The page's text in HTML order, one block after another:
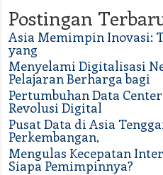
Postingan
Asia Memimpin Inovasi:
yang
Menyelami Digitalisasi
Pelajaran Berharga bagi
Pertumbuhan Data
Revolusi Digital
Pusat Data di Asia
Perkembangan,
Mengulas Kecepatan
Siapa Pemimpinnya?